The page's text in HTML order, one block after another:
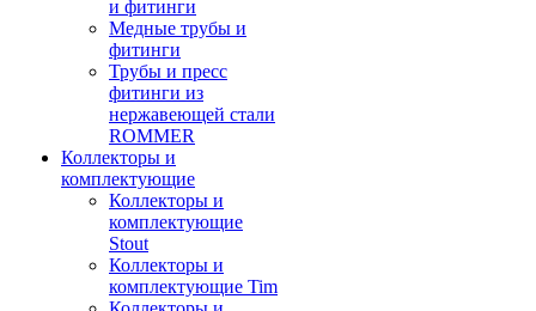
и фитинги
Медные трубы и
фитинги
Трубы и пресс
фитинги из
нержавеющей стали
ROMMER
Коллекторы и
комплектующие
Коллекторы и
комплектующие
Stout
Коллекторы и
комплектующие Tim